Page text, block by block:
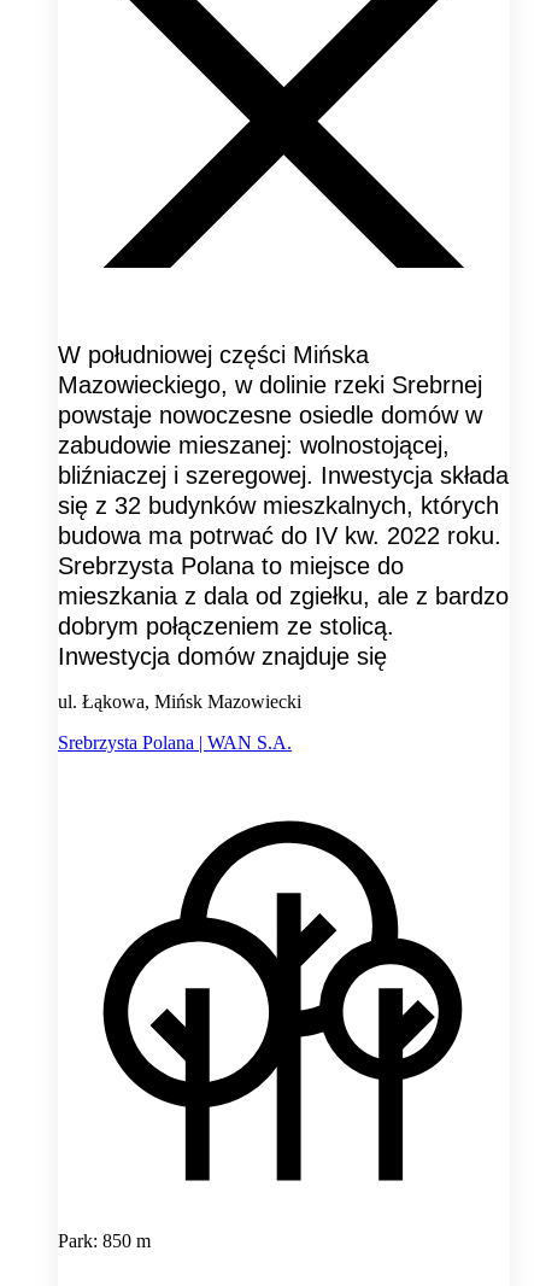
W południowej części Mińska
Mazowieckiego, w dolinie rzeki Srebrnej
powstaje nowoczesne osiedle domów w
zabudowie mieszanej: wolnostojącej,
bliźniaczej i szeregowej. Inwestycja składa
się z 32 budynków mieszkalnych, których
budowa ma potrwać do IV kw. 2022 roku.
Srebrzysta Polana to miejsce do
mieszkania z dala od zgiełku, ale z bardzo
dobrym połączeniem ze stolicą.
Inwestycja domów znajduje się
ul. Łąkowa, Mińsk Mazowiecki
Srebrzysta Polana | WAN S.A.
Park: 850 m